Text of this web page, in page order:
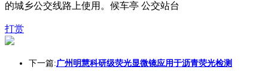
的城乡公交线路上使用。候车亭 公交站台
打赏
下一篇:广州明慧科研级荧光显微镜应用于沥青荧光检测